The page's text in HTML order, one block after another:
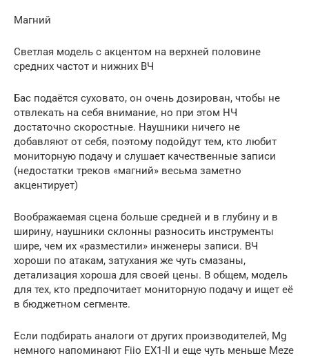
Магний
Светлая модель с акцентом на верхней половине
средних частот и нижних ВЧ
Бас подаётся суховато, он очень дозирован, чтобы не
отвлекать на себя внимание, но при этом НЧ
достаточно скоростные. Наушники ничего не
добавляют от себя, поэтому подойдут тем, кто любит
мониторную подачу и слушает качественные записи
(недостатки треков «магний» весьма заметно
акцентирует)
Воображаемая сцена больше средней и в глубину и в
ширину, наушники склонны разносить инструменты
шире, чем их «разместили» инженеры записи. ВЧ
хороши по атакам, затухания же чуть смазаны,
детализация хороша для своей цены. В общем, модель
для тех, кто предпочитает мониторную подачу и ищет её
в бюджетном сегменте.
Если подбирать аналоги от других производителей, Mg
немного напоминают Fiio EX1-II и еще чуть меньше Meze